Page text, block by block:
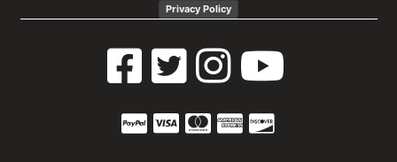
Privacy Policy